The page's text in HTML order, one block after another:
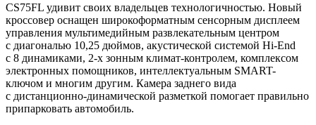
CS75FL удивит своих владельцев технологичностью. Новый
кроссовер оснащен широкоформатным сенсорным дисплеем
управления мультимедийным развлекательным центром
с диагональю 10,25 дюймов, акустической системой Hi-End
с 8 динамиками, 2-х зонным климат-контролем, комплексом
электронных помощников, интеллектуальным SMART-
ключом и многим другим. Камера заднего вида
с дистанционно-динамической разметкой помогает правильно
припарковать автомобиль.